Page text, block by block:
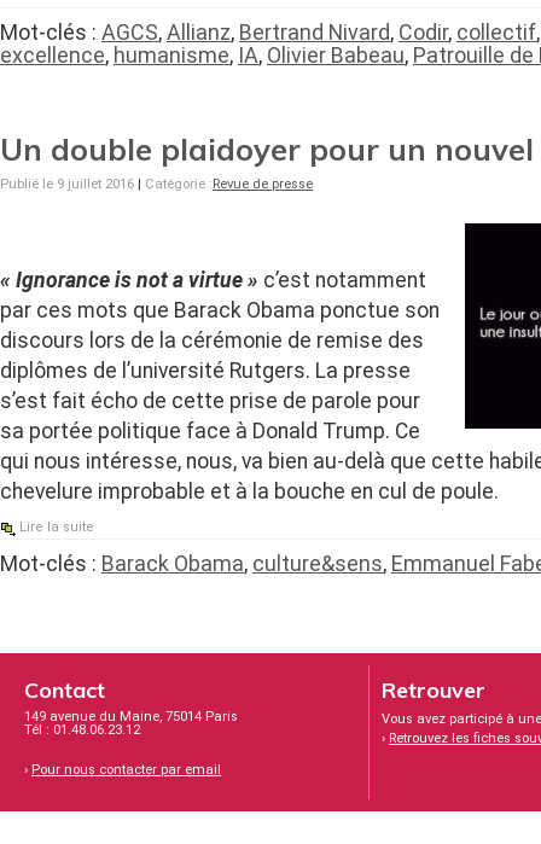
Mot-clés : AGCS,Allianz, Bertrand Nivard, Codir, collectif
excellence, humanisme, IA, Olivier Babeau, Patrouille de
Un double plaidoyer pour un
Publié le 9 juillet 2016 | Catégorie :Revue de presse
« Ignorance is not a virtue » c’est notamment
par ces mots que Barack Obama ponctue son
discours lors de la cérémonie de remise des
diplômes de l’université Rutgers. La presse
s’est fait écho de cette prise de parole pour
sa portée politique face à Donald Trump. Ce
qui nous intéresse, nous, va bien au-delà que cette
chevelure improbable et à la bouche en cul de poule.
Lire la suite
Mot-clés : Barack Obama, culture&sens, Emmanuel
Contact
149 avenue du Maine, 75014 Paris
Tél : 01.48.06.23.12
› Pour nous contacter par email
Retrouver
Vous avez participé à
› Retrouvez les fiches